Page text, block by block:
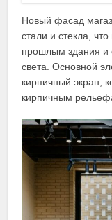
Новый фасад
стали и стекла,
прошлым здания и
света. Основной
кирпичный экран,
кирпичным